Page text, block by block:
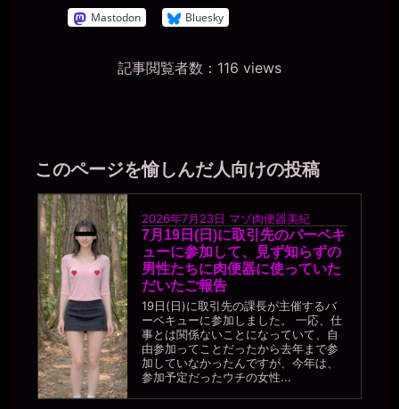
Mastodon
Bluesky
記事閲覧者数：116 views
このページを愉しんだ人向けの投稿
2026年7月23日 マゾ肉便器美紀
7月19日(日)に取引先のバーベキ
ューに参加して、見ず知らずの
男性たちに肉便器に使っていた
だいたご報告
19日(日)に取引先の課長が主催するバ
ーベキューに参加しました。 一応、仕
事とは関係ないことになっていて、自
由参加ってことだったから去年まで参
加していなかったんですが、今年は、
参加予定だったウチの女性...